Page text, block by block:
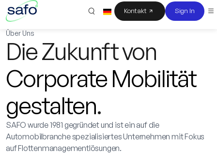
Kontakt Sign In
Über Uns
Die Zukunft von
Corporate Mobilität
gestalten.
SAFO wurde 1981 gegründet und ist ein auf die
Automobilbranche spezialisiertes Unternehmen mit Fokus
auf Flottenmanagementlösungen.